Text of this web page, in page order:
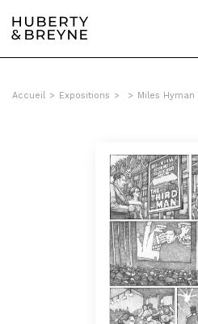
Accueil > Expositions > > Miles